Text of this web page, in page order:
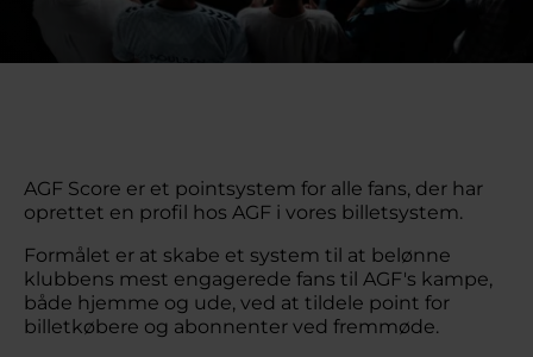
AGF Score er et pointsystem for alle fans, der har
oprettet en profil hos AGF i vores billetsystem.
Formålet er at skabe et system til at belønne
klubbens mest engagerede fans til AGF's kampe,
både hjemme og ude, ved at tildele point for
billetkøbere og abonnenter ved fremmøde.